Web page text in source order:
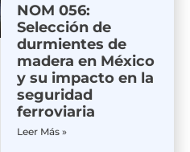
NOM 056:
Selección de
durmientes de
madera en México
y su impacto en la
seguridad
ferroviaria
Leer Más »